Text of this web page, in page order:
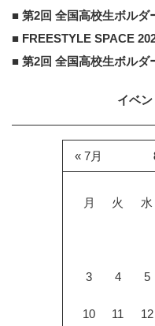
■ 第2回 全国高校生ボルダ
■ FREESTYLE SPACE
■ 第2回 全国高校生ボルダ
イベ
月 火 水
3 4 5
10 11 12
« 7月